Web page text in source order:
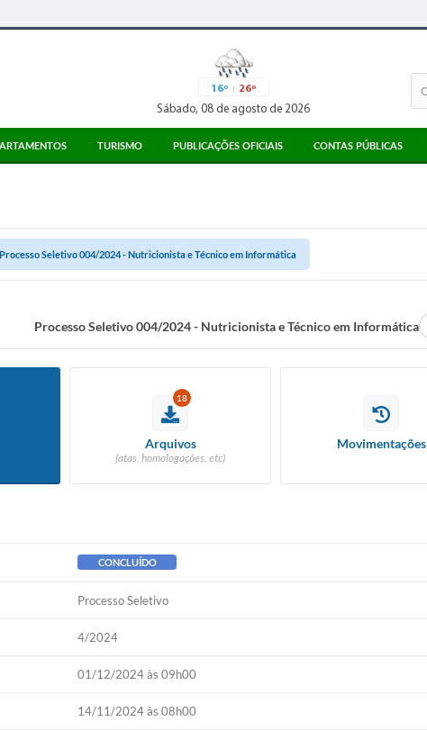
16º 26º
Sábado, 08 de agosto de 2026
TURISMO
PONTO DE INFORMAÇÃO AO TURISTA
PUBLICAÇÕES OFICIAIS
CORONAVÍRUS
CONTAS PÚBLICAS
Processo Seletivo 004/2024 - Nutricionista e Técnico em Informática
Processo Seletivo 004/2024 - Nutricionista e Técnico em Informática
18
Arquivos
(atas, homologações, etc)
Movimentações
CONCLUÍDO
Processo Seletivo
4/2024
01/12/2024 às 09h00
14/11/2024 às 08h00